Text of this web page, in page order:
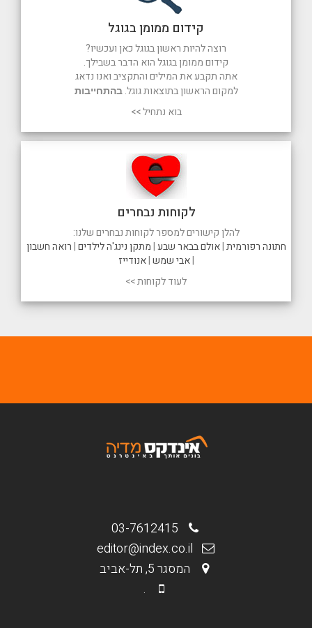
לקוחות נבחרים
להלן קישורים למספר לקוחות נבחרים שלנו:
חתונה רפורמית|אולם בבאר שבע|מתקן נינג'ה לילדים|רואה חשבון
|אבי שמש|אנודייז
לעוד לקוחות >>
קידום ממומן בגוגל
רוצה להיות ראשון בגוגל כאן ועכשיו?
קידום ממומן בגוגל הוא הדבר בשבילך.
אתה תקבע את המילים והתקציב ואנו נדאג
למקום הראשון בתוצאות גוגל.בהתחייבות
בוא נתחיל >>
המסגר 5, תל-אביב
.